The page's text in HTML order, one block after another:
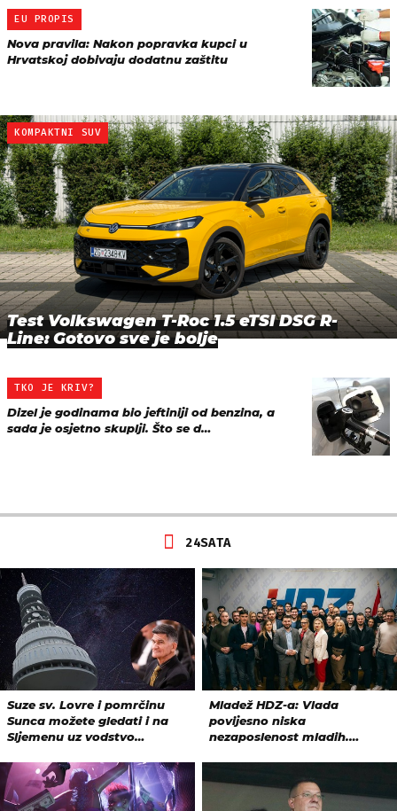
EU PROPIS
Nova pravila: Nakon popravka kupci u
Hrvatskoj dobivaju dodatnu zaštitu
KOMPAKTNI SUV
Test Volkswagen T-Roc 1.5 eTSI DSG R-
Line: Gotovo sve je bolje
TKO JE KRIV?
Dizel je godinama bio jeftiniji od benzina, a
sada je osjetno skuplji. Što se d…